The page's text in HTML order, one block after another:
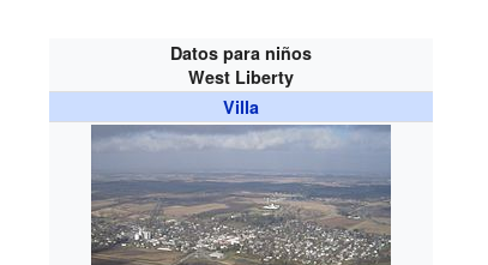
Datos para niños
West Liberty
Villa